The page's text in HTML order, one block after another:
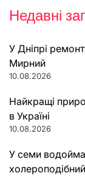
Недавні
У Дніпрі
Мирний
10.08.2026
Найкращі
в Україні
10.08.2026
У семи